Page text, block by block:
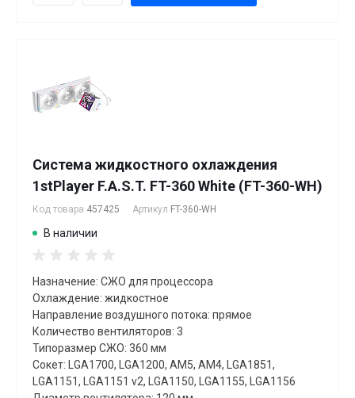
Система жидкостного охлаждения
1stPlayer F.A.S.T. FT-360 White (FT-360-WH)
Код товара 457425 Артикул FT-360-WH
В наличии
Назначение: СЖО для процессора
Охлаждение: жидкостное
Направление воздушного потока: прямое
Количество вентиляторов: 3
Типоразмер СЖО: 360 мм
Сокет: LGA1700, LGA1200, AM5, AM4, LGA1851,
LGA1151, LGA1151 v2, LGA1150, LGA1155, LGA1156